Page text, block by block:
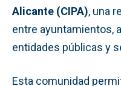
Alicante (CIPA), una
entre ayuntamientos,
entidades públicas y
Esta comunidad